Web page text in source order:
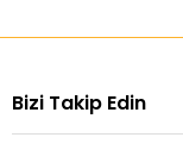
Bizi Takip Edin